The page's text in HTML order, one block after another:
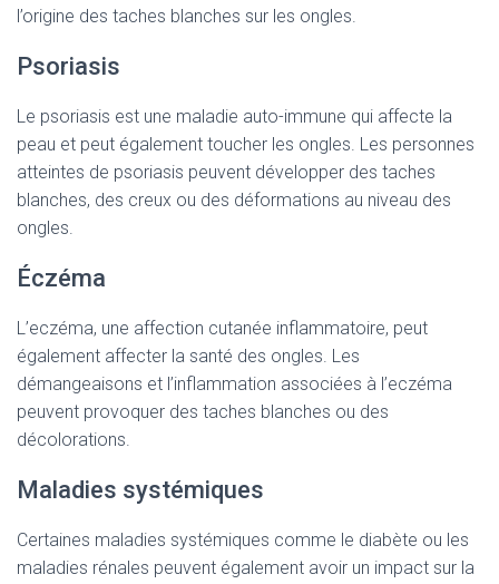
l’origine des taches blanches sur les ongles.
Psoriasis
Le psoriasis est une maladie auto-immune qui affecte la
peau et peut également toucher les ongles. Les personnes
atteintes de psoriasis peuvent développer des taches
blanches, des creux ou des déformations au niveau des
ongles.
Éczéma
L’eczéma, une affection cutanée inflammatoire, peut
également affecter la santé des ongles. Les
démangeaisons et l’inflammation associées à l’eczéma
peuvent provoquer des taches blanches ou des
décolorations.
Maladies systémiques
Certaines maladies systémiques comme le diabète ou les
maladies rénales peuvent également avoir un impact sur la